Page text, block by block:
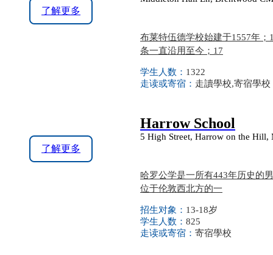
了解更多
布莱特伍德学校始建于1557年
条一直沿用至今；17
学生人数： 1322
走读或寄宿： 走讀學校,寄宿學校
了解更多
Harrow School
5 High Street, Harrow on the Hill,
哈罗公学是一所有443年历史的
位于伦敦西北方的一
招生对象： 13-18岁
学生人数： 825
走读或寄宿： 寄宿學校